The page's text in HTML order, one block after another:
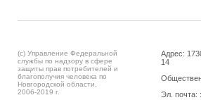
(c) Управление Федеральной
службы по надзору в сфере
защиты прав потребителей и
благополучия человека по
Новгородской области,
2006-2019 г.
Адрес:
14
Эл. почта: :